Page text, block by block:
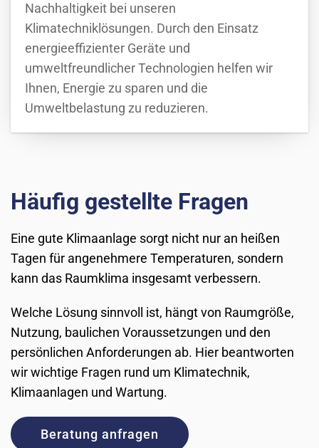
Nachhaltigkeit bei unseren
Klimatechniklösungen. Durch den Einsatz
energieeffizienter Geräte und
umweltfreundlicher Technologien helfen wir
Ihnen, Energie zu sparen und die
Umweltbelastung zu reduzieren.
Häufig gestellte Fragen
Eine gute Klimaanlage sorgt nicht nur an heißen
Tagen für angenehmere Temperaturen, sondern
kann das Raumklima insgesamt verbessern.
Welche Lösung sinnvoll ist, hängt von Raumgröße,
Nutzung, baulichen Voraussetzungen und den
persönlichen Anforderungen ab. Hier beantworten
wir wichtige Fragen rund um Klimatechnik,
Klimaanlagen und Wartung.
Beratung anfragen